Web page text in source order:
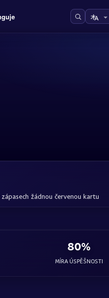
žádnou červenou kartu
80%
MÍRA ÚSPĚŠNOSTI